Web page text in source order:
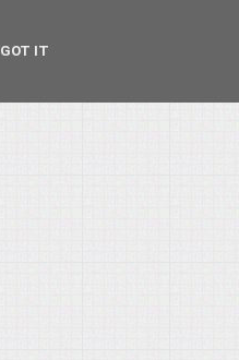
GOT IT